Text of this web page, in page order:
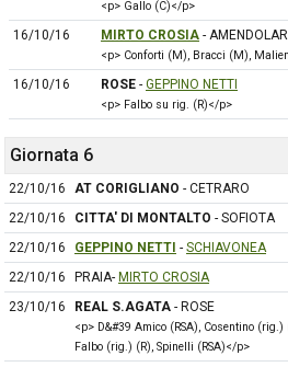
<p> Gallo (C)</p>
16/10/16 MIRTO CROSIA -
<p> Conforti (M), Bracci (M),
16/10/16 ROSE - GEPPINO NETTI
<p> Falbo su rig. (R)</p>
Giornata 6
22/10/16 AT CORIGLIANO - CETRARO
22/10/16
CITTA' DI MONTALTO - SOFIOTA
22/10/16
GEPPINO NETTI - SCHIAVONEA
22/10/16
PRAIA- MIRTO CROSIA
23/10/16
REAL S.AGATA - ROSE
<p> D&#39 Amico (RSA), Cosentino (rig.)
Falbo (rig.) (R), Spinelli (RSA)</p>